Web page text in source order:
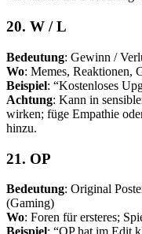
20. W / L
Bedeutung: Gewinn /
Wo: Memes, Reaktionen,
Beispiel: “Kostenloses
Achtung: Kann in
wirken; füge Empathie
hinzu.
21. OP
Bedeutung: Original
(Gaming)
Wo: Foren für ersteres;